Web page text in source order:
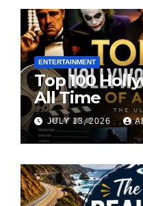
ENTERTAINMENT
Top 100
All Time
JULY 13, 2026